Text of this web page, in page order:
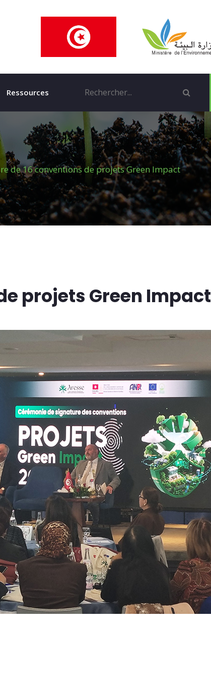
Ressources
de 16 conventions de projets Green Impact
projets Green Impact